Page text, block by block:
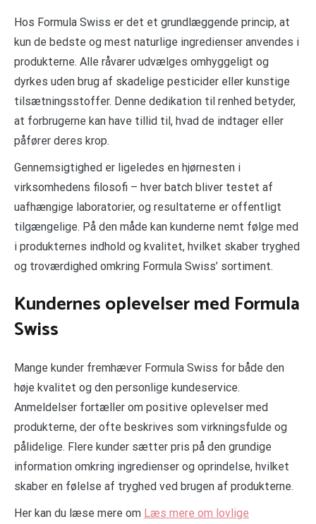
Hos Formula Swiss er det et grundlæggende princip, at
kun de bedste og mest naturlige ingredienser anvendes i
produkterne. Alle råvarer udvælges omhyggeligt og
dyrkes uden brug af skadelige pesticider eller kunstige
tilsætningsstoffer. Denne dedikation til renhed betyder,
at forbrugerne kan have tillid til, hvad de indtager eller
påfører deres krop.
Gennemsigtighed er ligeledes en hjørnesten i
virksomhedens filosofi – hver batch bliver testet af
uafhængige laboratorier, og resultaterne er offentligt
tilgængelige. På den måde kan kunderne nemt følge med
i produkternes indhold og kvalitet, hvilket skaber tryghed
og troværdighed omkring Formula Swiss’ sortiment.
Kundernes oplevelser med Formula
Swiss
Mange kunder fremhæver Formula Swiss for både den
høje kvalitet og den personlige kundeservice.
Anmeldelser fortæller om positive oplevelser med
produkterne, der ofte beskrives som virkningsfulde og
pålidelige. Flere kunder sætter pris på den grundige
information omkring ingredienser og oprindelse, hvilket
skaber en følelse af tryghed ved brugen af produkterne.
Her kan du læse mere om Læs mere om lovlige